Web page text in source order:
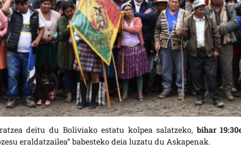
deitu du Boliviako estatu kolpea salatzeko,bihar
eraldatzailea” babesteko deia luzatu du Askapenak.